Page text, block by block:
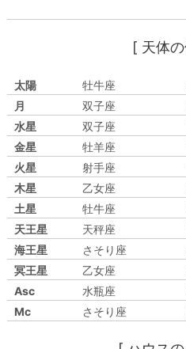
[ 天体
太陽 牡牛座
月
双子座
水星
双子座
金星
牡羊座
火星
射手座
木星
乙女座
土星
牡牛座
天王星
天秤座
海王星
さそり座
冥王星
乙女座
Asc
水瓶座
Mc
さそり座